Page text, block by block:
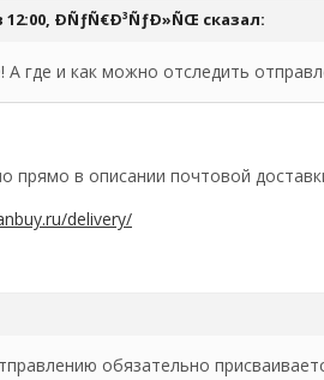
12:00, ÐÑƒÑ€Ð³ÑƒÐ»ÑŒ сказал:
А где и как можно отследить
прямо в описании почтовой
delivery/
обязательно